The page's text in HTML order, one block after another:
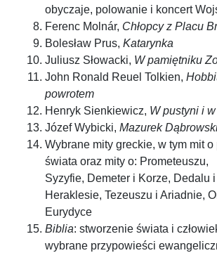
obyczaje, polowanie i koncert
Ferenc Molnár, Chłopcy z Placu
Bolesław Prus, Katarynka
Juliusz Słowacki, W pamiętniku
John Ronald Reuel Tolkien,
powrotem
Henryk Sienkiewicz, W pustyni i
Józef Wybicki, Mazurek
Wybrane mity greckie, w tym mit o
świata oraz mity o: Prometeuszu,
Syzyfie, Demeter i Korze, Dedalu i
Heraklesie, Tezeuszu i Ariadnie,
Eurydyce
Biblia: stworzenie świata i
wybrane przypowieści